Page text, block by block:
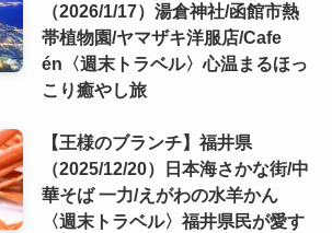
（2026/1/17）湯倉神社/函館市熱
帯植物園/ヤマザキ洋服店/Cafe
én〈週末トラベル〉心温まるほっ
こり癒やし旅
【王様のブランチ】福井県
（2025/12/20）日本海さかな街/中
華そば 一力/えがわの水羊かん
〈週末トラベル〉福井県民が愛す